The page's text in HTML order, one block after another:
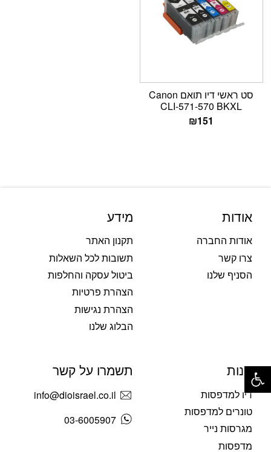
סט ראשי דיו תואם Canon
CLI-571-570 BKXL
₪151
אודות
אודות החברה
צרו קשר
הסניף שלנו
מידע
תקנון האתר
תשובות לכל השאלות
ביטול עסקה והחלפות
הצהרת פרטיות
הצהרת נגישות
הבלוג שלנו
חנות
דיו למדפסות
טונרים למדפסות
מגרסות נייר
מדפסות
תשמרו על קשר
info@dioisrael.co.il
03-6005907
פתח סרגל נגישות